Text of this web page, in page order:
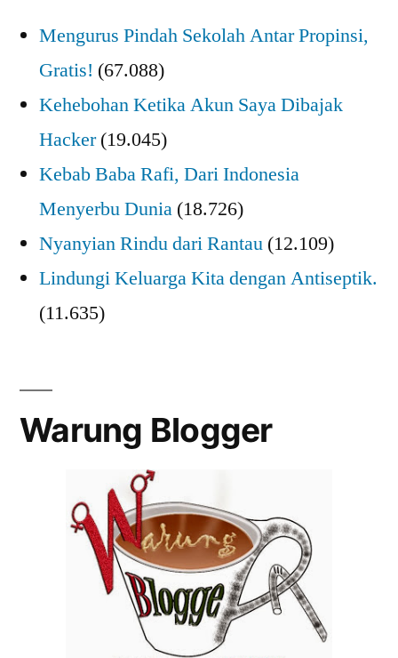
Mengurus Pindah Sekolah Antar Propinsi,
Gratis! (67.088)
Kehebohan Ketika Akun Saya Dibajak
Hacker (19.045)
Kebab Baba Rafi, Dari Indonesia
Menyerbu Dunia (18.726)
Nyanyian Rindu dari Rantau (12.109)
Lindungi Keluarga Kita dengan Antiseptik.
(11.635)
Warung Blogger